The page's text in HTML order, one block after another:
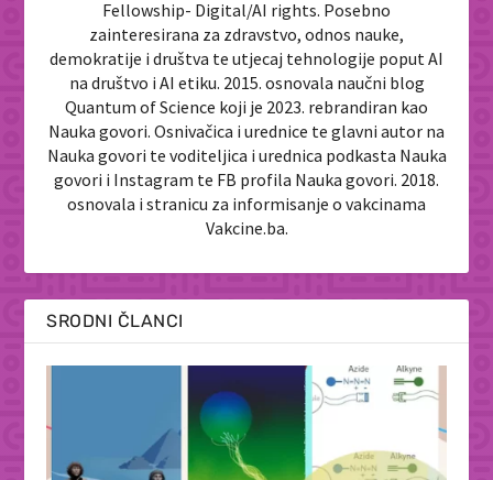
Fellowship- Digital/AI rights. Posebno
zainteresirana za zdravstvo, odnos nauke,
demokratije i društva te utjecaj tehnologije poput AI
na društvo i AI etiku. 2015. osnovala naučni blog
Quantum of Science koji je 2023. rebrandiran kao
Nauka govori. Osnivačica i urednice te glavni autor na
Nauka govori te voditeljica i urednica podkasta Nauka
govori i Instagram te FB profila Nauka govori. 2018.
osnovala i stranicu za informisanje o vakcinama
Vakcine.ba.
SRODNI ČLANCI